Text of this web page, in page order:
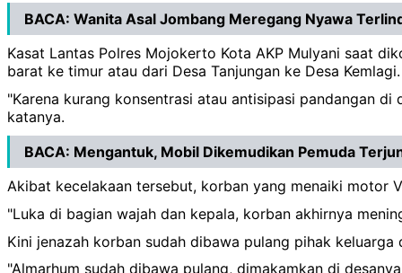
BACA: Wanita Asal Jombang Meregang Nyawa
Kasat Lantas Polres Mojokerto Kota AKP Mulyani saat
barat ke timur atau dari Desa Tanjungan ke Desa Kemlagi.
"Karena kurang konsentrasi atau antisipasi pandangan
katanya.
BACA: Mengantuk, Mobil Dikemudikan Pemuda
Akibat kecelakaan tersebut, korban yang menaiki motor
"Luka di bagian wajah dan kepala, korban akhirnya
Kini jenazah korban sudah dibawa pulang pihak
"Almarhum sudah dibawa pulang, dimakamkan di